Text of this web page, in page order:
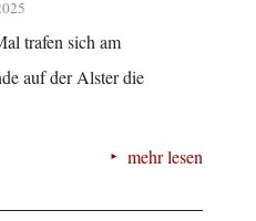
trafen sich am
auf der Alster die
mehr lesen